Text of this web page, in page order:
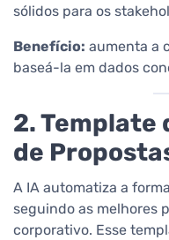
sólidos para os
Benefício: aumenta a
baseá-la em dados
2. Template
de
A IA automatiza a
seguindo as melhores
corporativo. Esse